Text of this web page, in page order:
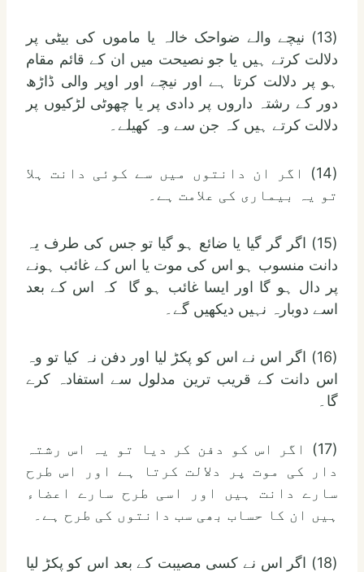
(13) نیچے والے ضواحک خالہ یا ماموں کی بیٹی پر
دلالت کرتے ہیں یا جو نصیحت میں ان کے قائم مقام
ہو پر دلالت کرتا ہے اور نیچے اور اوپر والی ڈاڑھ
دور کے رشتہ داروں پر دادی پر یا چھوٹی لڑکیوں پر
دلالت کرتے ہیں کہ جن سے وہ کھیلے۔
(14) اگر ان دانتوں میں سے کوئی دانت ہلا
تو یہ بیماری کی علامت ہے۔
(15) اگر گر گیا یا ضائع ہو گیا تو جس کی طرف یہ
دانت منسوب ہو اس کی موت یا اس کے غائب ہونے
پر دال ہو گا اور ایسا غائب ہو گا کہ اس کے بعد
اسے دوبارہ نہیں دیکھیں گے۔
(16) اگر اس نے اس کو پکڑ لیا اور دفن نہ کیا تو وہ
اس دانت کے قریب ترین مدلول سے استفادہ کرے
گا۔
(17) اگر اس کو دفن کر دیا تو یہ اس رشتہ
دار کی موت پر دلالت کرتا ہے اور اس طرح
سارے دانت ہیں اور اسی طرح سارے اعضاء
ہیں ان کا حساب بھی سب دانتوں کی طرح ہے۔
(18) اگر اس نے کسی مصیبت کے بعد اس کو پکڑ لیا